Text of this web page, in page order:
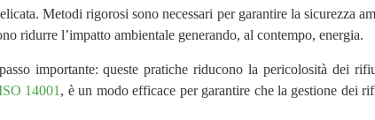
Metodi rigorosi sono necessari per garantire la sicurezza
ridurre l’impatto ambientale generando, al contempo, energia.
importante: queste pratiche riducono la pericolosità dei
14001 , è un modo efficace per garantire che la gestione dei